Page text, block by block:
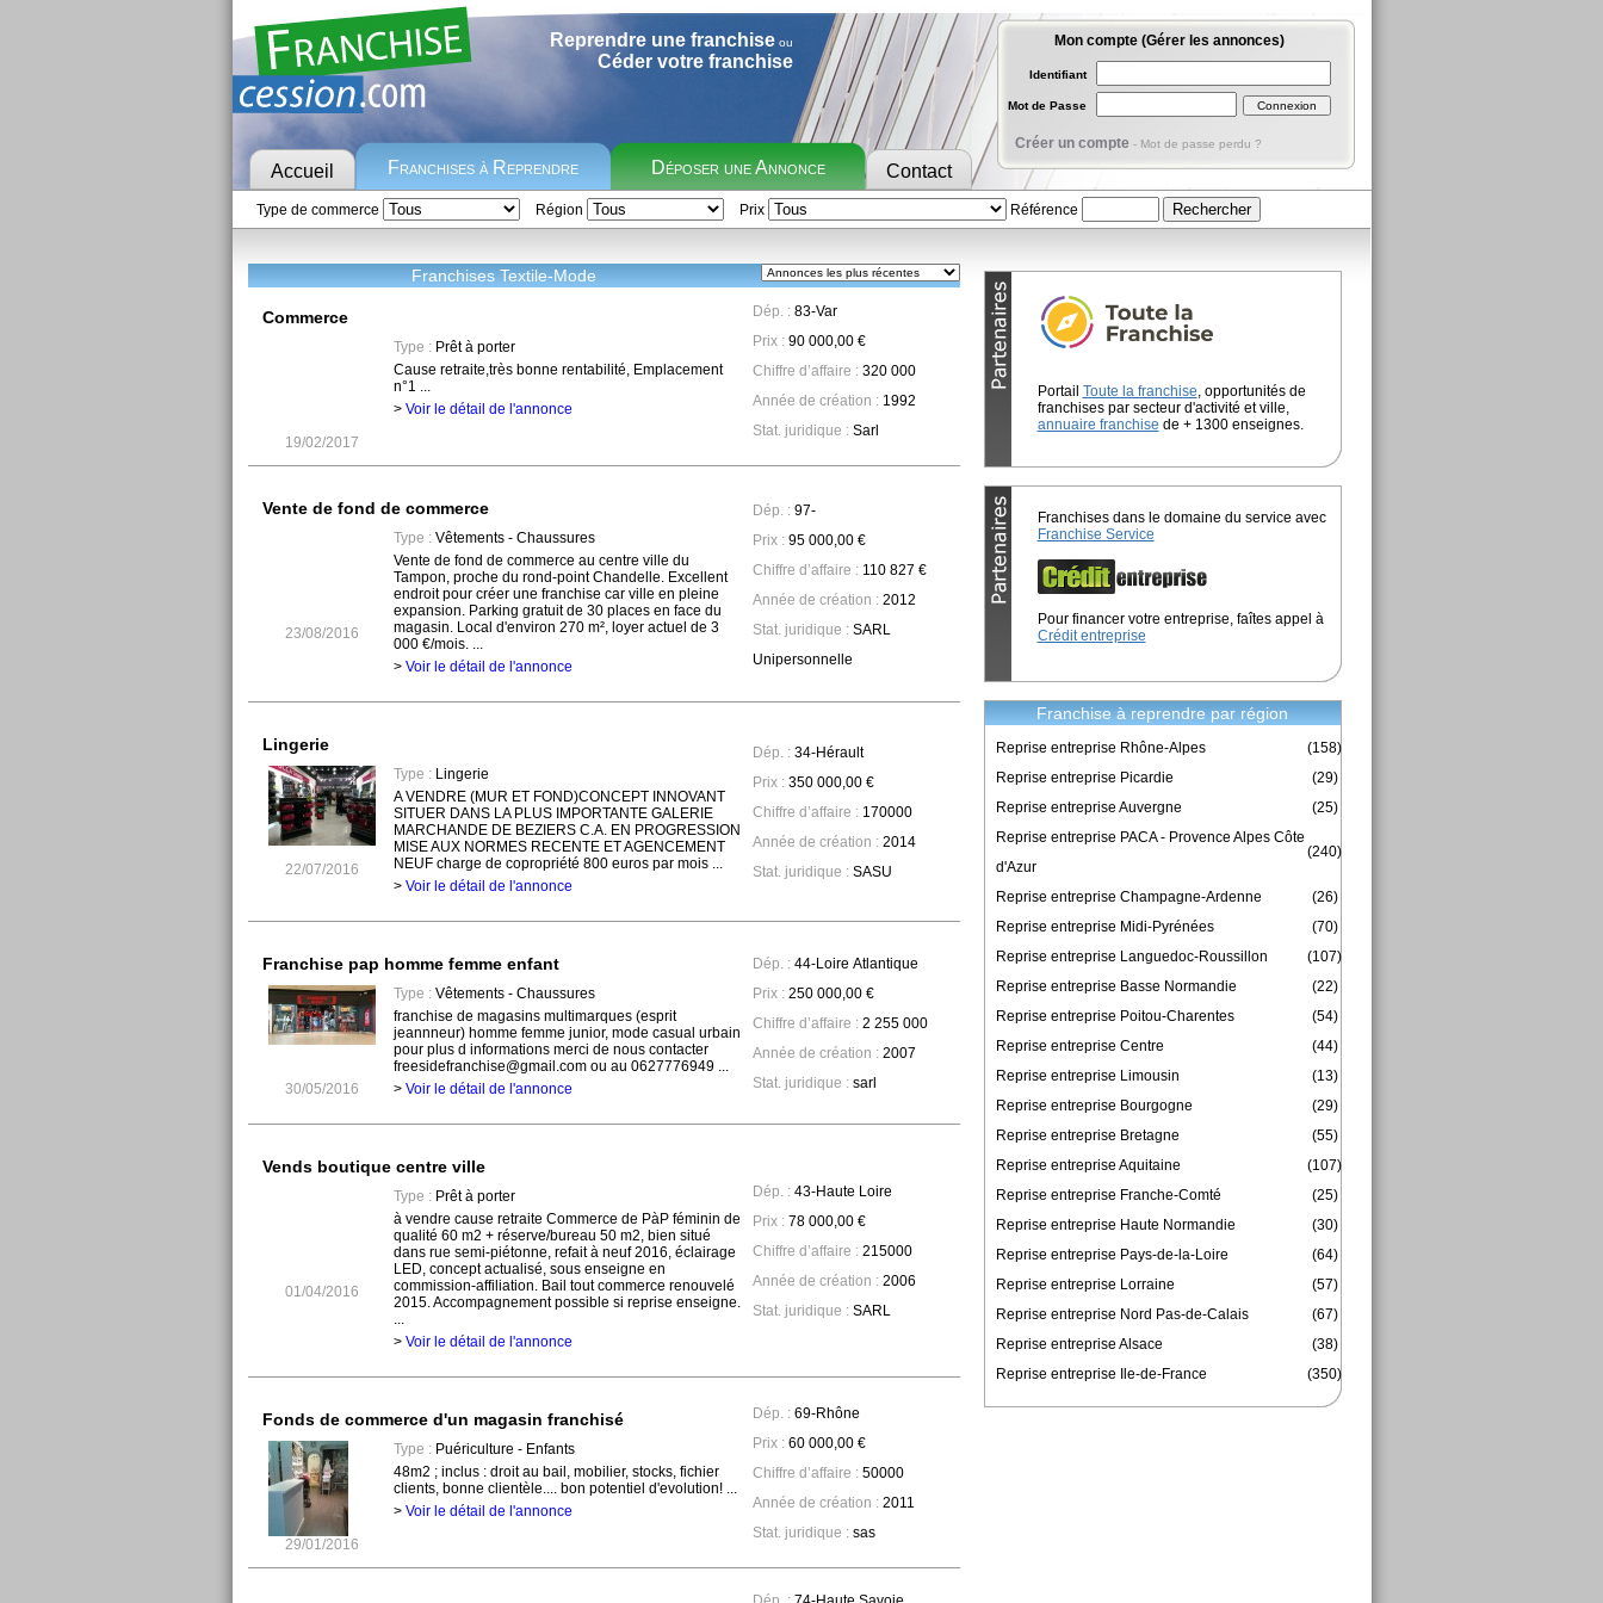
Reprendre une franchiseou
Céder votre franchise
Accueil Franchises à Reprendre Déposer une Annonce Contact
Mon compte (Gérer les annonces)
Identifiant
Mot de Passe
Créer un compte - Mot de passe perdu ?
Type de commerce Région Prix Référence
Franchises Textile-Mode
Commerce Dép. :83-Var
Prix :90 000,00 €
Chiffre d’affaire :320 000
Année de création :1992
Stat. juridique :Sarl
19/02/2017
Type :Prêt à porter
Cause retraite,très bonne rentabilité, Emplacement
n°1 ...
> Voir le détail de l'annonce
Vente de fond de commerce Dép. :97-
Prix :95 000,00 €
Chiffre d’affaire :110 827 €
Année de création :2012
Stat. juridique :SARL
Unipersonnelle
23/08/2016
Type :Vêtements - Chaussures
Vente de fond de commerce au centre ville du
Tampon, proche du rond-point Chandelle. Excellent
endroit pour créer une franchise car ville en pleine
expansion. Parking gratuit de 30 places en face du
magasin. Local d'environ 270 m², loyer actuel de 3
000 €/mois. ...
> Voir le détail de l'annonce
Lingerie Dép. :34-Hérault
Prix :350 000,00 €
Chiffre d’affaire :170000
Année de création :2014
Stat. juridique :SASU
22/07/2016
Type :Lingerie
A VENDRE (MUR ET FOND)CONCEPT INNOVANT
SITUER DANS LA PLUS IMPORTANTE GALERIE
MARCHANDE DE BEZIERS C.A. EN PROGRESSION
MISE AUX NORMES RECENTE ET AGENCEMENT
NEUF charge de copropriété 800 euros par mois ...
> Voir le détail de l'annonce
Franchise pap homme femme enfant Dép. :44-Loire Atlantique
Prix :250 000,00 €
Chiffre d’affaire :2 255 000
Année de création :2007
Stat. juridique :sarl
30/05/2016
Type :Vêtements - Chaussures
franchise de magasins multimarques (esprit
jeannneur) homme femme junior, mode casual urbain
pour plus d informations merci de nous contacter
freesidefranchise@gmail.com ou au 0627776949 ...
> Voir le détail de l'annonce
Vends boutique centre ville
Dép. :43-Haute Loire
Prix :78 000,00 €
Chiffre d’affaire :215000
Année de création :2006
Stat. juridique :SARL
01/04/2016
Type :Prêt à porter
à vendre cause retraite Commerce de PàP féminin de
qualité 60 m2 + réserve/bureau 50 m2, bien situé
dans rue semi-piétonne, refait à neuf 2016, éclairage
LED, concept actualisé, sous enseigne en
commission-affiliation. Bail tout commerce renouvelé
2015. Accompagnement possible si reprise enseigne.
...
> Voir le détail de l'annonce
Fonds de commerce d'un magasin franchisé Dép. :69-Rhône
Prix :60 000,00 €
Chiffre d’affaire :50000
Année de création :2011
Stat. juridique :sas
29/01/2016
Type :Puériculture - Enfants
48m2 ; inclus : droit au bail, mobilier, stocks, fichier
clients, bonne clientèle.... bon potentiel d'evolution! ...
> Voir le détail de l'annonce
Portail Toute la franchise, opportunités de
franchises par secteur d'activité et ville,
annuaire franchise de + 1300 enseignes.
Franchises dans le domaine du service avec
Franchise Service
Pour financer votre entreprise, faîtes appel à
Crédit entreprise
Franchise à reprendre par région
Reprise entreprise Rhône-Alpes
(158)
Reprise entreprise Picardie
(29)
Reprise entreprise Auvergne
(25)
Reprise entreprise PACA - Provence Alpes Côte
d'Azur
(240)
Reprise entreprise Champagne-Ardenne
(26)
Reprise entreprise Midi-Pyrénées
(70)
Reprise entreprise Languedoc-Roussillon
(107)
Reprise entreprise Basse Normandie
(22)
Reprise entreprise Poitou-Charentes
(54)
Reprise entreprise Centre
(44)
Reprise entreprise Limousin
(13)
Reprise entreprise Bourgogne
(29)
Reprise entreprise Bretagne
(55)
Reprise entreprise Aquitaine
(107)
Reprise entreprise Franche-Comté
(25)
Reprise entreprise Haute Normandie
(30)
Reprise entreprise Pays-de-la-Loire
(64)
Reprise entreprise Lorraine
(57)
Reprise entreprise Nord Pas-de-Calais
(67)
Reprise entreprise Alsace
(38)
Reprise entreprise Ile-de-France
(350)